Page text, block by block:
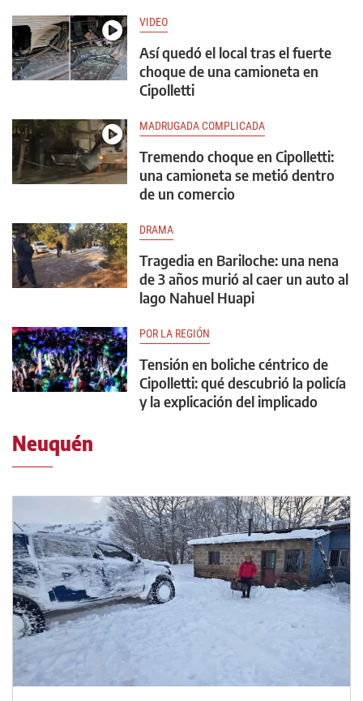
VIDEO
Así quedó el local tras el fuerte
choque de una camioneta en
Cipolletti
MADRUGADA COMPLICADA
Tremendo choque en Cipolletti:
una camioneta se metió dentro
de un comercio
DRAMA
Tragedia en Bariloche: una nena
de 3 años murió al caer un auto al
lago Nahuel Huapi
POR LA REGIÓN
Tensión en boliche céntrico de
Cipolletti: qué descubrió la policía
y la explicación del implicado
Neuquén